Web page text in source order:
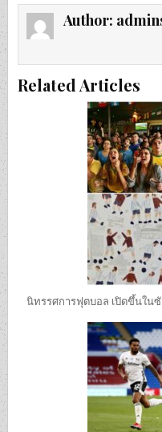
Author:
Related Articles
นิทรรศการฟุตบอล เปิดขึ้นใน